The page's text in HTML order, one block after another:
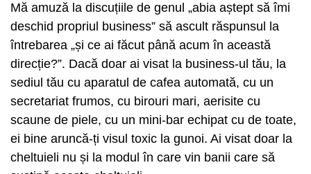
Mă amuză la discuțiile de genul „abia aștept să îmi
deschid propriul business” să ascult răspunsul la
întrebarea „și ce ai făcut până acum în această
direcție?”. Dacă doar ai visat la business-ul tău, la
sediul tău cu aparatul de cafea automată, cu un
secretariat frumos, cu birouri mari, aerisite cu
scaune de piele, cu un mini-bar echipat cu de toate,
ei bine aruncă-ți visul toxic la gunoi. Ai visat doar la
cheltuieli nu și la modul în care vin banii care să